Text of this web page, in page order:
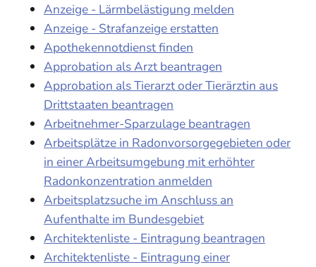
Anzeige - Lärmbelästigung melden
Anzeige - Strafanzeige erstatten
Apothekennotdienst finden
Approbation als Arzt beantragen
Approbation als Tierarzt oder Tierärztin aus
Drittstaaten beantragen
Arbeitnehmer-Sparzulage beantragen
Arbeitsplätze in Radonvorsorgegebieten oder
in einer Arbeitsumgebung mit erhöhter
Radonkonzentration anmelden
Arbeitsplatzsuche im Anschluss an
Aufenthalte im Bundesgebiet
Architektenliste - Eintragung beantragen
Architektenliste - Eintragung einer